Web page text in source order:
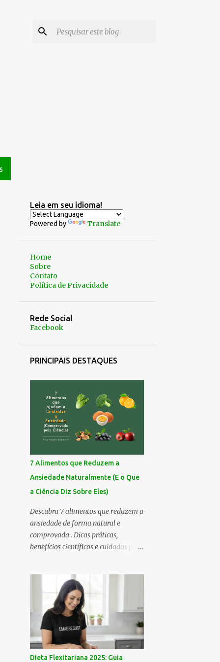
Leia em seu idioma!
Powered by Translate
Home
Sobre
Contato
Política de Privacidade
Rede Social
Facebook
PRINCIPAIS DESTAQUES
7 Alimentos que Reduzem a
Ansiedade Naturalmente (E o Que
a Ciência Diz Sobre Eles)
Descubra 7 alimentos que reduzem a
ansiedade de forma natural e
comprovada . Dicas práticas,
benefícios científicos e cuidados para
um pensamento acelerado que não
para, e uma vontade de fugir do
mundo por uns minutos? 💭 A
ansiedade é assim — silenciosa,
sorrateira e, às vezes, avassaladora.
Mas calma… respira comigo. 🌬️ Hoje
eu trouxe uma lista especial: 7
Dieta Flexitariana 2025: Guia